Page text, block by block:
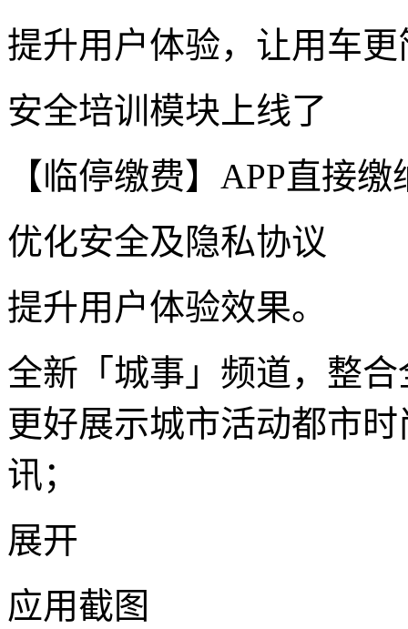
提升用户体验，让用车更
安全培训模块上线了
【临停缴费】APP直接
优化安全及隐私协议
提升用户体验效果。
全新「城事」频道，整
更好展示城市活动都市
讯；
展开
应用截图